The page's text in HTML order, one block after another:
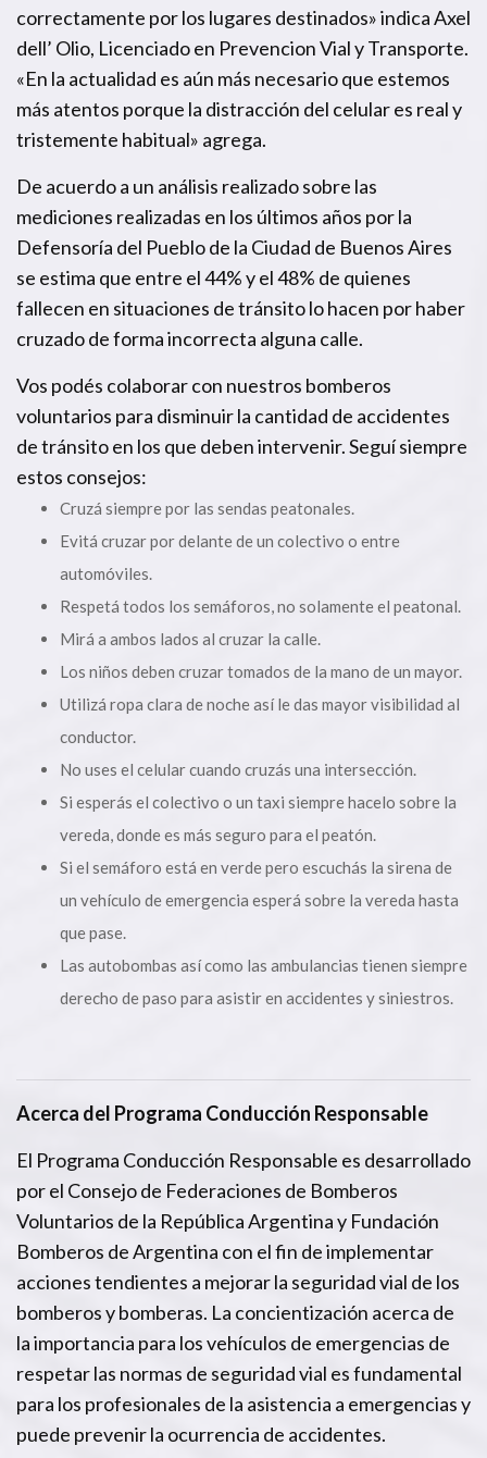
correctamente por los lugares destinados» indica Axel
dell’ Olio, Licenciado en Prevencion Vial y Transporte.
«En la actualidad es aún más necesario que estemos
más atentos porque la distracción del celular es real y
tristemente habitual» agrega.
De acuerdo a un análisis realizado sobre las
mediciones realizadas en los últimos años por la
Defensoría del Pueblo de la Ciudad de Buenos Aires
se estima que entre el 44% y el 48% de quienes
fallecen en situaciones de tránsito lo hacen por haber
cruzado de forma incorrecta alguna calle.
Vos podés colaborar con nuestros bomberos
voluntarios para disminuir la cantidad de accidentes
de tránsito en los que deben intervenir. Seguí siempre
estos consejos:
Cruzá siempre por las sendas peatonales.
Evitá cruzar por delante de un colectivo o entre
automóviles.
Respetá todos los semáforos, no solamente el peatonal.
Mirá a ambos lados al cruzar la calle.
Los niños deben cruzar tomados de la mano de un mayor.
Utilizá ropa clara de noche así le das mayor visibilidad al
conductor.
No uses el celular cuando cruzás una intersección.
Si esperás el colectivo o un taxi siempre hacelo sobre la
vereda, donde es más seguro para el peatón.
Si el semáforo está en verde pero escuchás la sirena de
un vehículo de emergencia esperá sobre la vereda hasta
que pase.
Las autobombas así como las ambulancias tienen siempre
derecho de paso para asistir en accidentes y siniestros.
Acerca del Programa Conducción Responsable
El Programa Conducción Responsable es desarrollado
por el Consejo de Federaciones de Bomberos
Voluntarios de la República Argentina y Fundación
Bomberos de Argentina con el fin de implementar
acciones tendientes a mejorar la seguridad vial de los
bomberos y bomberas. La concientización acerca de
la importancia para los vehículos de emergencias de
respetar las normas de seguridad vial es fundamental
para los profesionales de la asistencia a emergencias y
puede prevenir la ocurrencia de accidentes.